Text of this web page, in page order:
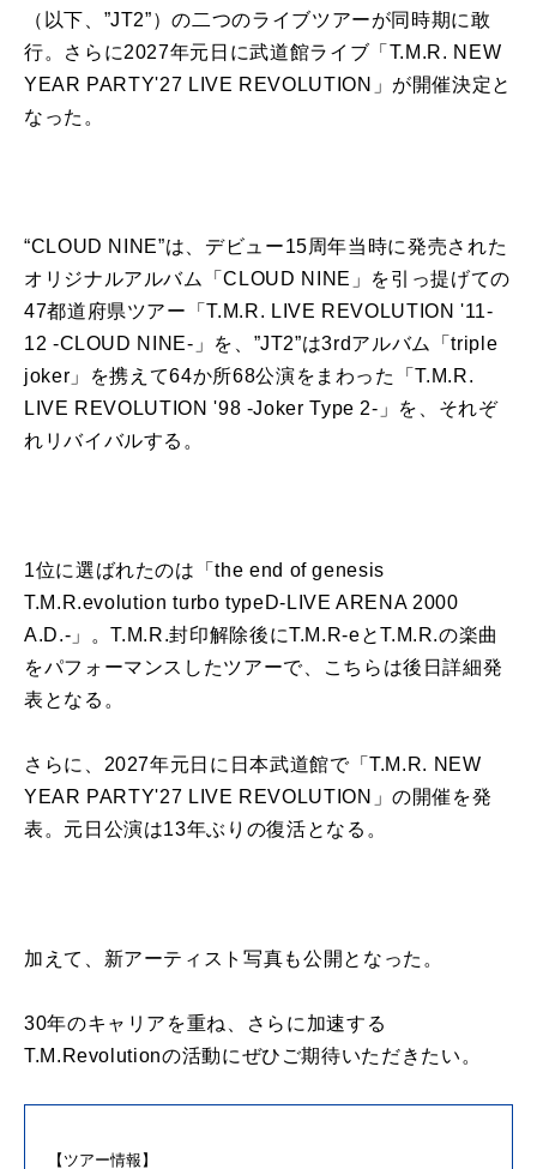
（以下、”JT2”）の二つのライブツアーが同時期に敢
行。さらに2027年元日に武道館ライブ「T.M.R. NEW
YEAR PARTY'27 LIVE REVOLUTION」が開催決定と
なった。
“CLOUD NINE”は、デビュー15周年当時に発売された
オリジナルアルバム「CLOUD NINE」を引っ提げての
47都道府県ツアー「T.M.R. LIVE REVOLUTION '11-
12 -CLOUD NINE-」を、”JT2”は3rdアルバム「triple
joker」を携えて64か所68公演をまわった「T.M.R.
LIVE REVOLUTION '98 -Joker Type 2-」を、それぞ
れリバイバルする。
1位に選ばれたのは「the end of genesis
T.M.R.evolution turbo typeD-LIVE ARENA 2000
A.D.-」。T.M.R.封印解除後にT.M.R-eとT.M.R.の楽曲
をパフォーマンスしたツアーで、こちらは後日詳細発
表となる。
さらに、2027年元日に日本武道館で「T.M.R. NEW
YEAR PARTY'27 LIVE REVOLUTION」の開催を発
表。元日公演は13年ぶりの復活となる。
加えて、新アーティスト写真も公開となった。
30年のキャリアを重ね、さらに加速する
T.M.Revolutionの活動にぜひご期待いただきたい。
【ツアー情報】